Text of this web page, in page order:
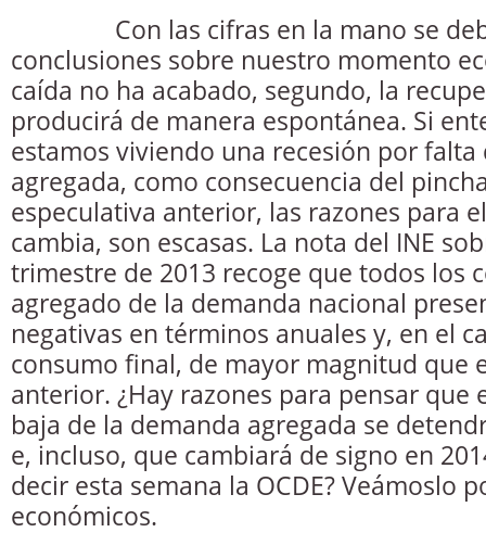
Con las cifras en la mano se
conclusiones sobre nuestro momento
caída no ha acabado, segundo, la
producirá de manera espontánea. Si
estamos viviendo una recesión por falta
agregada, como consecuencia del
especulativa anterior, las razones para
cambia, son escasas. La nota del INE
trimestre de 2013 recoge que todos los
agregado de la demanda nacional
negativas en términos anuales y, en el
consumo final, de mayor magnitud que
anterior. ¿Hay razones para pensar que
baja de la demanda agregada se
e, incluso, que cambiará de signo en
decir esta semana la OCDE? Veámoslo
económicos.